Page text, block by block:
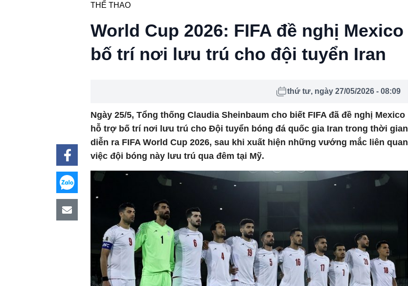
THỂ THAO
World Cup 2026: FIFA đề nghị Mexico
bố trí nơi lưu trú cho đội tuyển Iran
thứ tư, ngày 27/05/2026 - 08:09
Ngày 25/5, Tổng thống Claudia Sheinbaum cho biết FIFA đã đề nghị Mexico
hỗ trợ bố trí nơi lưu trú cho Đội tuyển bóng đá quốc gia Iran trong thời gian
diễn ra FIFA World Cup 2026, sau khi xuất hiện những vướng mắc liên quan
việc đội bóng này lưu trú qua đêm tại Mỹ.